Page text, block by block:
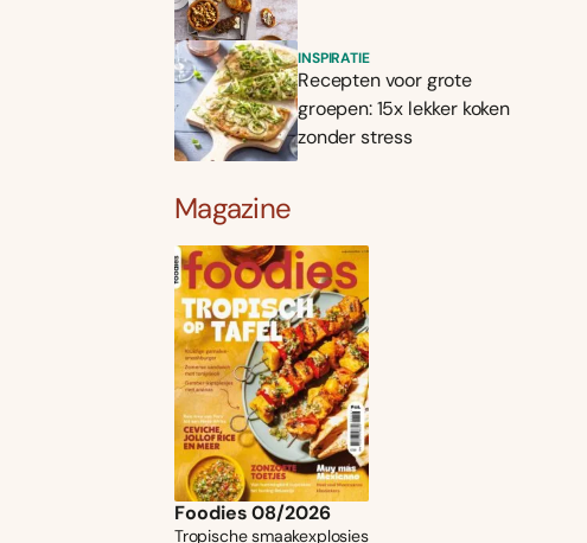
INSPIRATIE
Recepten voor grote
groepen: 15x lekker koken
zonder stress
Magazine
Foodies 08/2026
Tropische smaakexplosies